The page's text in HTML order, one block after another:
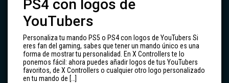
PS4 con logos de
YouTubers
Personaliza tu mando PS5 o PS4 con logos de YouTubers Si
eres fan del gaming, sabes que tener un mando único es una
forma de mostrar tu personalidad. En X Controllers te lo
ponemos fácil: ahora puedes añadir logos de tus YouTubers
favoritos, de X Controllers o cualquier otro logo personalizado
en tu mando de […]